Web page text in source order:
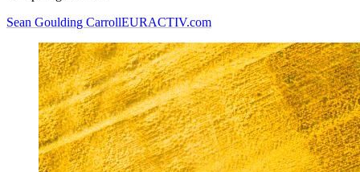
Sean Goulding CarrollEURACTIV.com